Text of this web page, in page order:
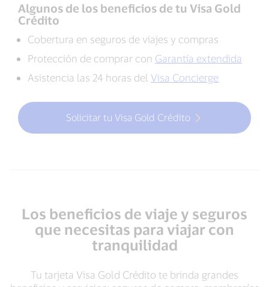
Algunos de los beneficios de tu Visa Gold
Crédito
Cobertura en seguros de viajes y compras
Protección de comprar con Garantía extendida
Asistencia las 24 horas del Visa Concierge
Solicitar tu Visa Gold Crédito
Los beneficios de viaje y seguros
que necesitas para viajar con
tranquilidad
Tu tarjeta Visa Gold Crédito te brinda grandes